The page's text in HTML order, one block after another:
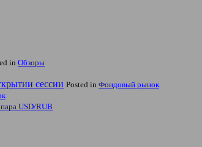
in Обзоры
сессии Posted in Фондовый рынок
USD/RUB